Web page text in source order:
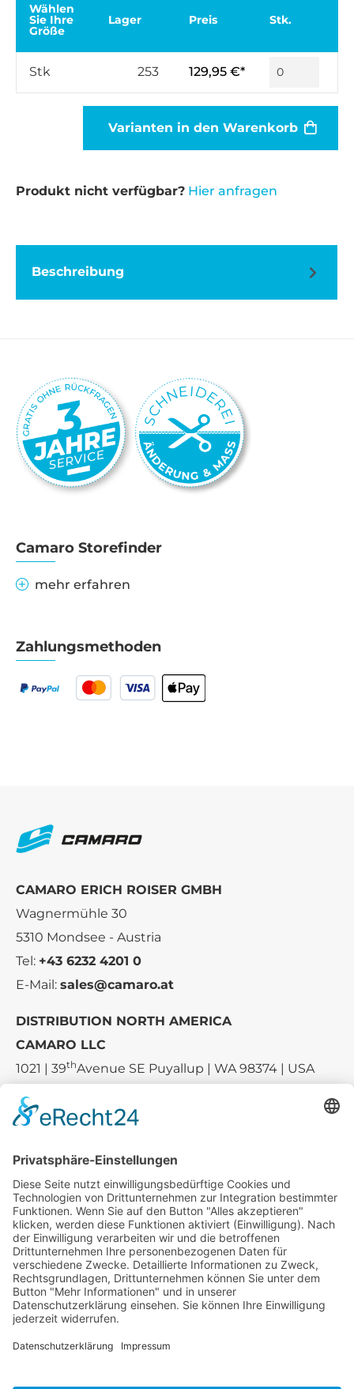
Wählen
Sie Ihre
Größe
Lager Preis Stk.
Stk 253 129,95 €*
Varianten in den Warenkorb
Produkt nicht verfügbar? Hier anfragen
Beschreibung
Camaro Storefinder
mehr erfahren
Zahlungsmethoden
CAMARO ERICH ROISER GMBH
Wagnermühle 30
5310 Mondsee - Austria
Tel: +43 6232 4201 0
E-Mail: sales@camaro.at
DISTRIBUTION NORTH AMERICA
CAMARO LLC
1021 | 39thAvenue SE Puyallup | WA 98374 | USA
Tel.:+1 253-867-57 35
Unternehmen
Service
Media
© 2026 - Camaro Erich Roiser GmbH
AGB Impressum